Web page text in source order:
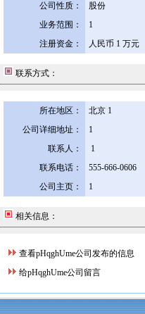
公司性质：
股份
业务范围：
1
注册资金：
人民币 1 万元
联系方式：
所在地区： 北京 1
公司详细地址：
1
联系人：
1
联系电话：
555-666-0606
公司主页：
1
相关信息：
查看pHqghUme公司发布的信息
给pHqghUme公司留言